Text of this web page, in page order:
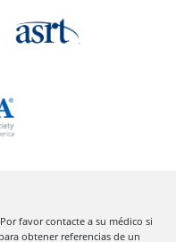
favor contacte a su médico si
obtener referencias de un